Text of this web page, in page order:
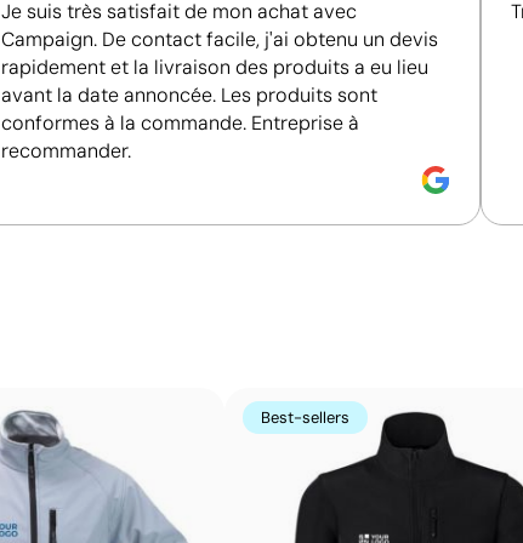
Je suis très satisfait de mon achat avec
Campaign. De contact facile, j'ai obtenu un devis
rapidement et la livraison des produits a eu lieu
avant la date annoncée. Les produits sont
conformes à la commande. Entreprise à
recommander.
Best-sellers